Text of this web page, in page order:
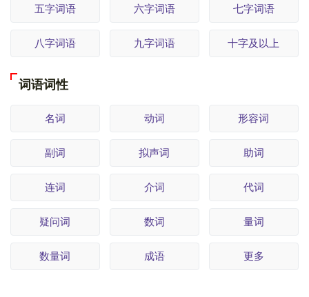
词语词性
名词 动词 形容词
副词 拟声词 助词
连词 介词 代词
疑问词 数词 量词
数量词 成语 更多
五字词语 六字词语 七字词语
八字词语 九字词语 十字及以上